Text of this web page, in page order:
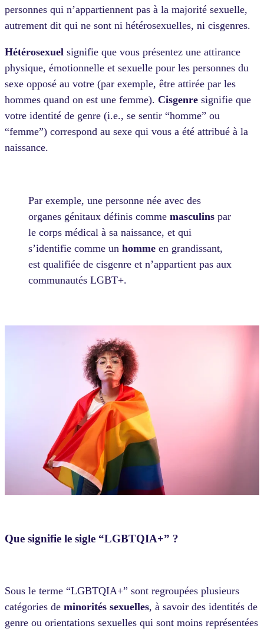
personnes qui n’appartiennent pas à la majorité sexuelle,
autrement dit qui ne sont ni hétérosexuelles, ni cisgenres.
Hétérosexuel signifie que vous présentez une attirance
physique, émotionnelle et sexuelle pour les personnes du
sexe opposé au votre (par exemple, être attirée par les
hommes quand on est une femme). Cisgenre signifie que
votre identité de genre (i.e., se sentir “homme” ou
“femme”) correspond au sexe qui vous a été attribué à la
naissance.
Par exemple, une personne née avec des
organes génitaux définis comme masculins par
le corps médical à sa naissance, et qui
s’identifie comme un homme en grandissant,
est qualifiée de cisgenre et n’appartient pas aux
communautés LGBT+.
Que signifie le sigle “LGBTQIA+” ?
Sous le terme “LGBTQIA+” sont regroupées plusieurs
catégories de minorités sexuelles, à savoir des identités de
genre ou orientations sexuelles qui sont moins représentées